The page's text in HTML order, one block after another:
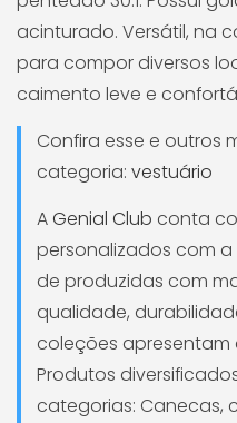
acinturado. Versátil, na
para compor diversos
caimento leve e
Confira esse e outros
categoria: vestuário
AGenial Club conta
personalizados com
de produzidas com
qualidade,
coleções apresentam
Produtos
categorias: Canecas,